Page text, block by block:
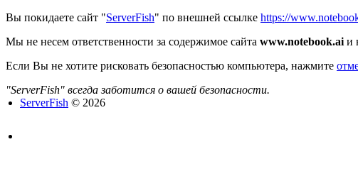
Вы покидаете сайт "ServerFish" по внешней ссылке https://
Мы не несем ответственности за содержимое сайта www.notebook.ai и
Если Вы не хотите рисковать безопасностью компьютера, нажмите
"ServerFish" всегда заботится о вашей безопасности.
ServerFish © 2026